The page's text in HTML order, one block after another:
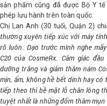
sản phẩm cũng đã được Bộ Y
phép lưu hành trên toàn quốc.
Chị Lan Anh (30 tuổi, Quận 2)
thường xuyên tiếp xúc với máy
rõ luôn. Dạo trước mình nghe
C20 của CosmeRx. Cảm giác
dưỡng trắng và giảm thâm nám
mịn, ẩm, không hề bết dính hay
tiếp theo thì bề mặt lỗ chân lông
tuyệt nhất là những đốm thâm